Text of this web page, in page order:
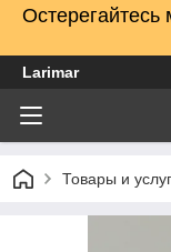
Larimar
Товары и